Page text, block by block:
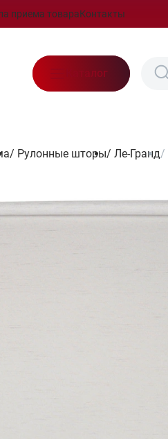
приема товараКонтакты
Каталог
/ Рулонные шторы/ Ле-Гранд/